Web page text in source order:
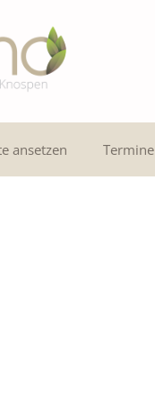
ansetzen Termine